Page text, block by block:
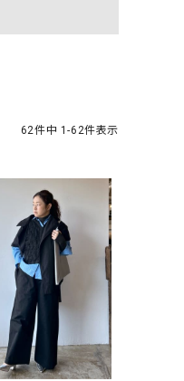
オ）
NATURAL LAUNDRY（ナチ
リー）
ORDINARY FITS（オーディ
ツ）
Osmosis（オズモシス）
prit（プリット）
PUMA（プーマ）
62件中 1-62件表示